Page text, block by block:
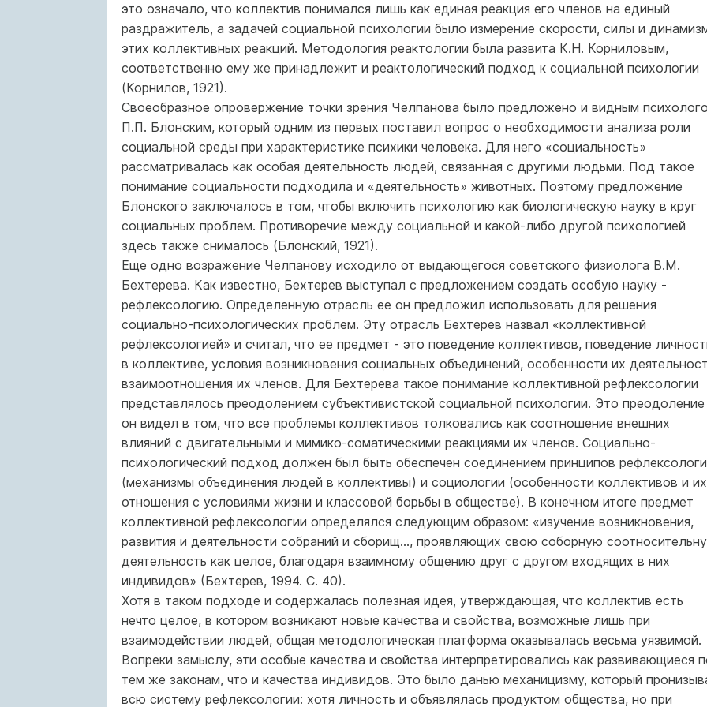
это означало, что коллектив понимался лишь как единая реакция его членов на единый
раздражитель, а задачей социальной психологии было измерение скорости, силы и
этих коллективных реакций. Методология реактологии была развита К.Н. Корниловым,
соответственно ему же принадлежит и реактологический подход к социальной психологии
(Корнилов, 1921).
Своеобразное опровержение точки зрения Челпанова было предложено и видным
П.П. Блонским, который одним из первых поставил вопрос о необходимости анализа роли
социальной среды при характеристике психики человека. Для него «социальность»
рассматривалась как особая деятельность людей, связанная с другими людьми. Под такое
понимание социальности подходила и «деятельность» животных. Поэтому предложение
Блонского заключалось в том, чтобы включить психологию как биологическую науку в круг
социальных проблем. Противоречие между социальной и какой-либо другой психологией
здесь также снималось (Блонский, 1921).
Еще одно возражение Челпанову исходило от выдающегося советского физиолога В.М.
Бехтерева. Как известно, Бехтерев выступал с предложением создать особую науку -
рефлексологию. Определенную отрасль ее он предложил использовать для решения
социально-психологических проблем. Эту отрасль Бехтерев назвал «коллективной
рефлексологией» и считал, что ее предмет - это поведение коллективов, поведение
в коллективе, условия возникновения социальных объединений, особенности их
взаимоотношения их членов. Для Бехтерева такое понимание коллективной рефлексологии
представлялось преодолением субъективистской социальной психологии. Это преодоление
он видел в том, что все проблемы коллективов толковались как соотношение внешних
влияний с двигательными и мимико-соматическими реакциями их членов. Социально-
психологический подход должен был быть обеспечен соединением принципов
(механизмы объединения людей в коллективы) и социологии (особенности коллективов и их
отношения с условиями жизни и классовой борьбы в обществе). В конечном итоге предмет
коллективной рефлексологии определялся следующим образом: «изучение возникновения,
развития и деятельности собраний и сборищ..., проявляющих свою соборную
деятельность как целое, благодаря взаимному общению друг с другом входящих в них
индивидов» (Бехтерев, 1994. С. 40).
Хотя в таком подходе и содержалась полезная идея, утверждающая, что коллектив есть
нечто целое, в котором возникают новые качества и свойства, возможные лишь при
взаимодействии людей, общая методологическая платформа оказывалась весьма уязвимой.
Вопреки замыслу, эти особые качества и свойства интерпретировались как развивающиеся
тем же законам, что и качества индивидов. Это было данью механицизму, который
всю систему рефлексологии: хотя личность и объявлялась продуктом общества, но при